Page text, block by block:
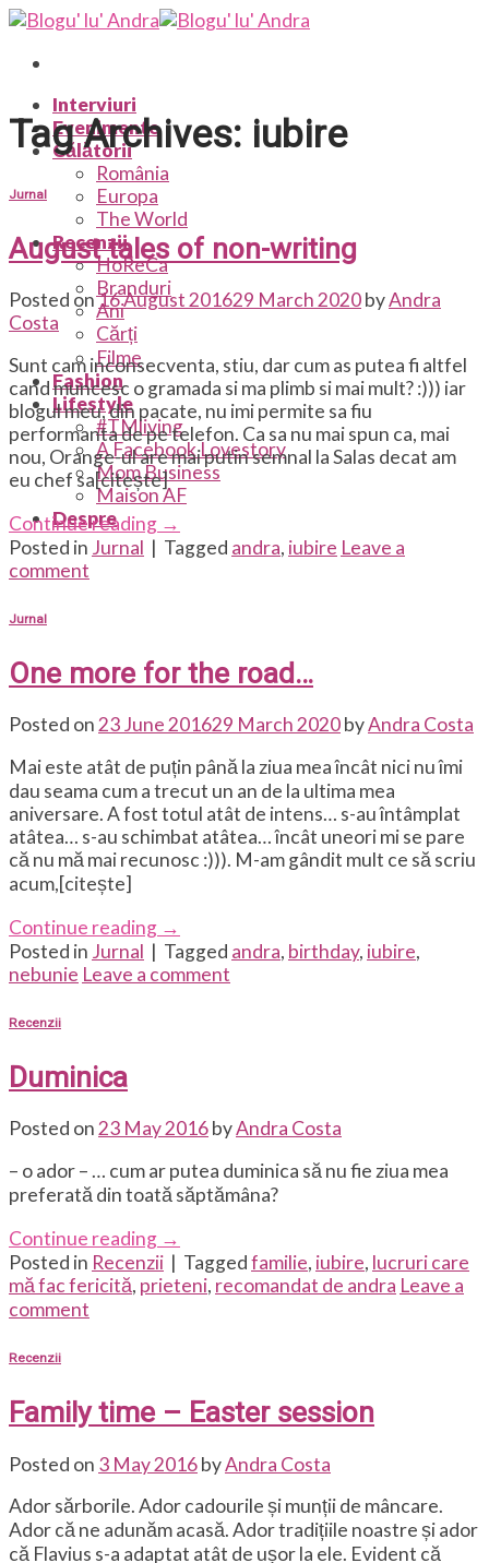
Skip
content
Interviuri
Evenimente
Călătorii
România
Europa
The World
Recenzii
HoReCa
Branduri
Ani
Cărți
Filme
Fashion
Lifestyle
#TMliving
A Facebook Lovestory
Mom Business
Maison AF
Despre
Tag Archives: iubire
Jurnal
August tales of non-writing
Posted on16 August 201629 March 2020byAndra
Costa
Sunt cam inconsecventa, stiu, dar cum as putea fi altfel
cand muncesc o gramada si ma plimb si mai mult? :))) iar
blogul meu, din pacate, nu imi permite sa fiu
performanta de pe telefon. Ca sa nu mai spun ca, mai
nou, Orange-ul are mai putin semnal la Salas decat am
eu chef sa[citește]
Continue reading →
Posted in Jurnal | Tagged andra, iubire Leave a
comment
Jurnal
One more for the road…
Posted on23 June 201629 March 2020byAndra Costa
Mai este atât de puțin până la ziua mea încât nici nu îmi
dau seama cum a trecut un an de la ultima mea
aniversare. A fost totul atât de intens… s-au întâmplat
atâtea… s-au schimbat atâtea… încât uneori mi se pare
că nu mă mai recunosc :))). M-am gândit mult ce să scriu
acum,[citește]
Continue reading →
Posted in Jurnal | Tagged andra, birthday, iubire,
nebunie Leave a comment
Recenzii
Duminica
Posted on23 May 2016byAndra Costa
– o ador – … cum ar putea duminica să nu fie ziua mea
preferată din toată săptămâna?
Continue reading →
Posted in Recenzii | Taggedfamilie, iubire, lucruri care
mă fac fericită, prieteni, recomandat de andra Leave a
comment
Recenzii
Family time – Easter session
Posted on 3 May 2016byAndra Costa
Ador sărborile. Ador cadourile și munții de mâncare.
Ador că ne adunăm acasă. Ador tradițiile noastre și ador
că Flavius s-a adaptat atât de ușor la ele. Evident că